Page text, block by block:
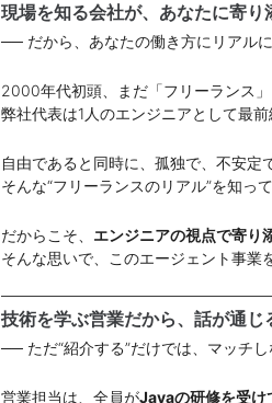
現場を知る会社が、あなたに寄り
── だから、あなたの働き方にリアル
2000年代初頭、まだ「フリーランス
弊社代表は1人のエンジニアとして最前
自由であると同時に、孤独で、不安定
そんな“フリーランスのリアル”を知って
だからこそ、 エンジニアの視点で寄り
そんな思いで、このエージェント事業
技術を学ぶ営業だから、話が通じ
── ただ“紹介する”だけでは、マッチ
営業担当は、全員がJavaの研修を受け